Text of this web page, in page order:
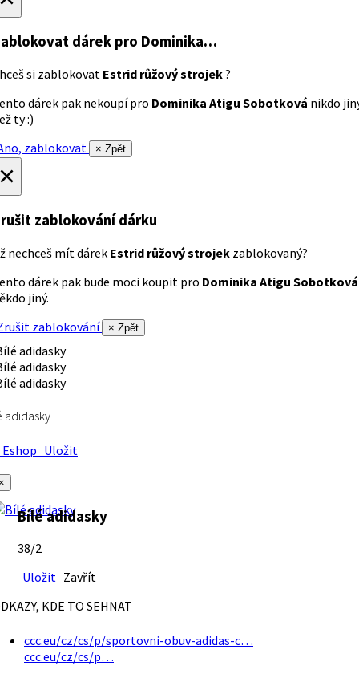
dárek pro Dominika…
si zablokovat Estrid růžový strojek?
dárek pak nekoupí pro Dominika Atigu Sobotková nikdo
ty :)
zablokovat
× Zpět
zablokování dárku
nechceš mít dárek Estrid růžový strojek zablokovaný?
dárek pak bude moci koupit pro Dominika Atigu Sobotková
jiný.
zablokování
× Zpět
adidasky
Uložit
Bílé adidasky
38/2
Uložit Zavřít
KDE TO SEHNAT
ccc.eu/cz/cs/p/sportovni-obuv-adidas-c…
ccc.eu/cz/cs/p…